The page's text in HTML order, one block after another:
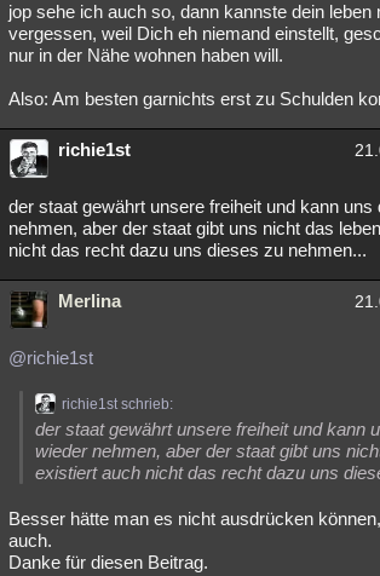
Natur Umfragen Unterhaltung
weitere Rubriken
Astronomie Helpdesk Gruppen
Musik
Übersichten
Besucht Teilgenommen Alle Neue
Lesenswert
jop sehe ich auch so, dann kannste dein leben
vergessen, weil Dich eh niemand einstellt,
nur in der Nähe wohnen haben will.
Also: Am besten garnichts erst zu Schulden
richie1st
der staat gewährt unsere freiheit und kann uns
nehmen, aber der staat gibt uns nicht das
nicht das recht dazu uns dieses zu nehmen...
Merlina
@richie1st
richie1st schrieb:
der staat gewährt unsere freiheit und kann
wieder nehmen, aber der staat gibt uns
existiert auch nicht das recht dazu uns
Besser hätte man es nicht ausdrücken
auch.
Danke für diesen Beitrag.